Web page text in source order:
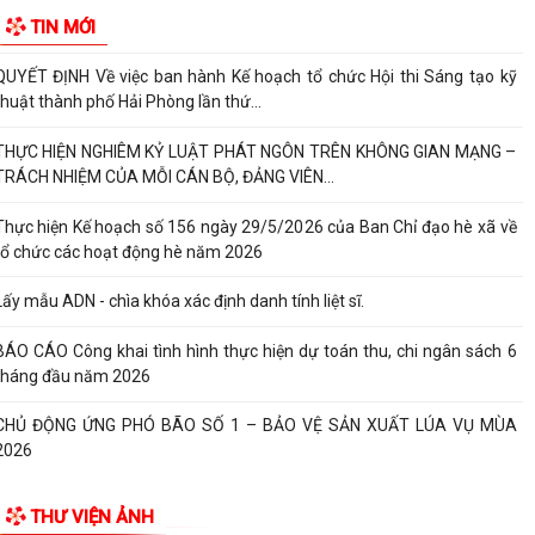
TIN MỚI
của cộng đồng các công trình,...
ĐỊNH Về việc ban hành Kế hoạch tổ chức Hội thi Sáng tạo kỹ
thành phố Hải Phòng lần thứ...
HIỆN NGHIÊM KỶ LUẬT PHÁT NGÔN TRÊN KHÔNG GIAN MẠNG –
NHIỆM CỦA MỖI CÁN BỘ, ĐẢNG VIÊN...
hiện Kế hoạch số 156 ngày 29/5/2026 của Ban Chỉ đạo hè xã về
chức các hoạt động hè năm 2026
mẫu ADN - chìa khóa xác định danh tính liệt sĩ.
CÁO Công khai tình hình thực hiện dự toán thu, chi ngân sách 6
đầu năm 2026
ĐỘNG ỨNG PHÓ BÃO SỐ 1 – BẢO VỆ SẢN XUẤT LÚA VỤ MÙA
CỬ TRI CHUẨN BỊ KỲ HỌP THƯỜNG LỆ...
THƯ VIỆN ẢNH